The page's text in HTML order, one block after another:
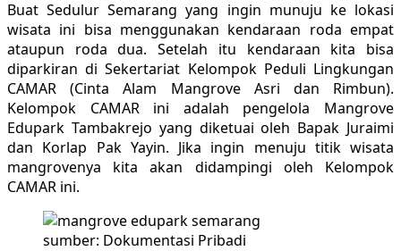
Buat Sedulur Semarang yang ingin munuju ke lokasi
wisata ini bisa menggunakan kendaraan roda empat
ataupun roda dua. Setelah itu kendaraan kita bisa
diparkiran di Sekertariat Kelompok Peduli Lingkungan
CAMAR (Cinta Alam Mangrove Asri dan Rimbun).
Kelompok CAMAR ini adalah pengelola Mangrove
Edupark Tambakrejo yang diketuai oleh Bapak Juraimi
dan Korlap Pak Yayin. Jika ingin menuju titik wisata
mangrovenya kita akan didampingi oleh Kelompok
CAMAR ini.
sumber: Dokumentasi Pribadi